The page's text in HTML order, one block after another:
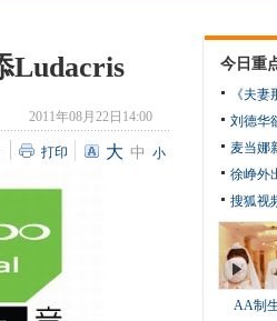
Ludacris
2011年08月22日14:00
打印 大 中 小
今日重
《夫
刘德华
麦当娜
徐峥外
搜狐视
AA制